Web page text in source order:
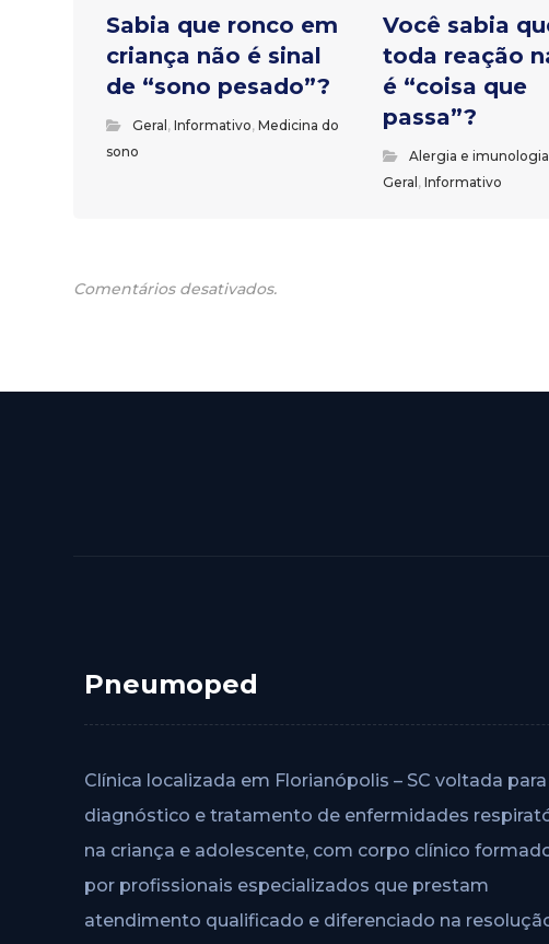
Sabia que ronco em
criança não é sinal
de “sono pesado”?
Geral ,Informativo,Medicina do
sono
Você sabia
toda reação
é “coisa que
passa”?
Alergia e
Geral ,Informativo
Comentários desativados.
Pneumoped
Clínica localizada em Florianópolis – SC voltada
diagnóstico e tratamento de enfermidades
na criança e adolescente, com corpo clínico
por profissionais especializados que prestam
atendimento qualificado e diferenciado na